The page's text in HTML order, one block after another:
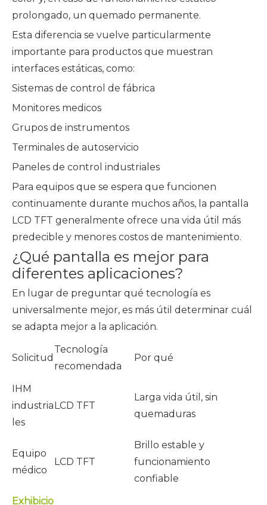
prolongado, un quemado permanente.
Esta diferencia se vuelve particularmente
importante para productos que muestran
interfaces estáticas, como:
Sistemas de control de fábrica
Monitores medicos
Grupos de instrumentos
Terminales de autoservicio
Paneles de control industriales
Para equipos que se espera que funcionen
continuamente durante muchos años, la pantalla
LCD TFT generalmente ofrece una vida útil más
predecible y menores costos de mantenimiento.
¿Qué pantalla es mejor para
diferentes aplicaciones?
En lugar de preguntar qué tecnología es
universalmente mejor, es más útil determinar cuál
se adapta mejor a la aplicación.
Solicitud
Tecnología
recomendada
Por qué
IHM
industria
les
LCD TFT
Larga vida útil, sin
quemaduras
Equipo
médico
LCD TFT
Brillo estable y
funcionamiento
confiable
Exhibicio